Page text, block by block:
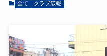
全て クラブ広報